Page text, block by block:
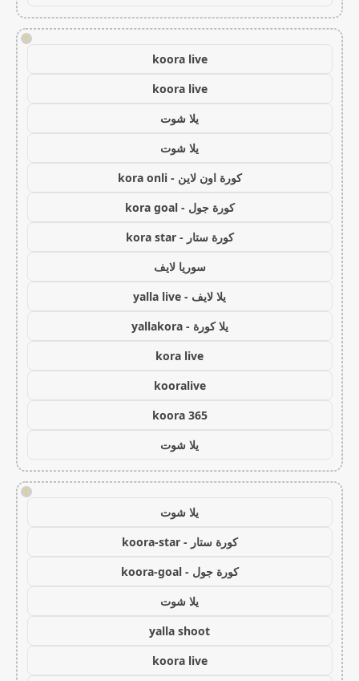
!
koora live
koora live
يلا شوت
يلا شوت
كورة اون لاين - kora onli
كورة جول - kora goal
كورة ستار - kora star
سوريا لايف
يلا لايف - yalla live
يلا كورة - yallakora
kora live
kooralive
koora 365
يلا شوت
!
يلا شوت
كورة ستار - koora-star
كورة جول - koora-goal
يلا شوت
yalla shoot
koora live